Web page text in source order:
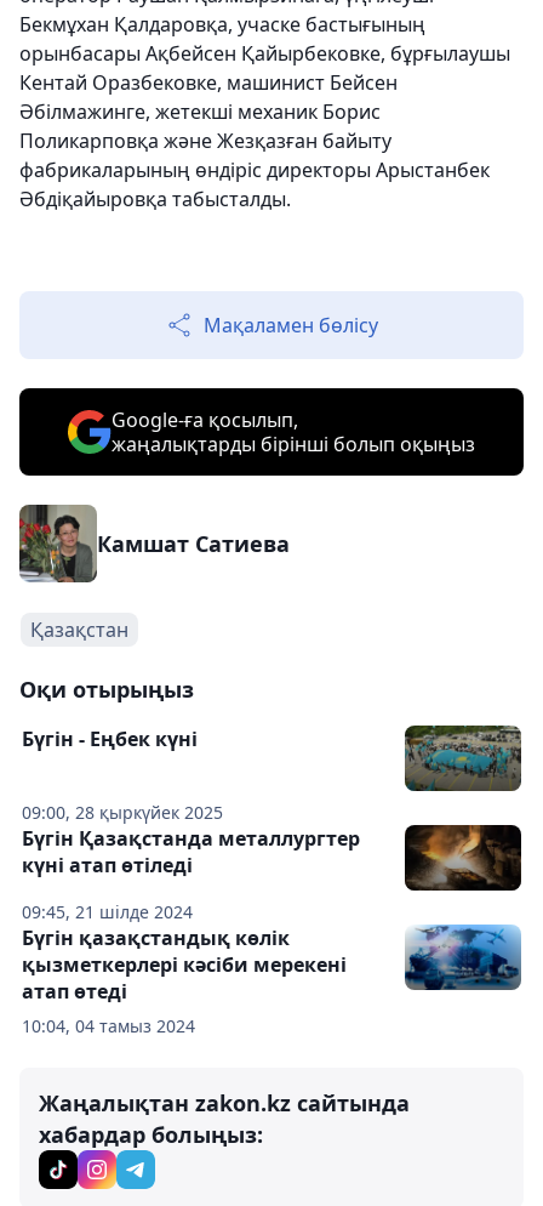
Бекмұхан Қалдаровқа, учаске бастығының
орынбасары Ақбейсен Қайырбековке, бұрғылаушы
Кентай Оразбековке, машинист Бейсен
Әбілмажинге, жетекші механик Борис
Поликарповқа және Жезқазған байыту
фабрикаларының өндіріс директоры Арыстанбек
Әбдіқайыровқа табысталды.
Мақаламен бөлісу
Google-ға қосылып,
жаңалықтарды бірінші болып оқыңыз
Камшат Сатиева
Қазақстан
Оқи отырыңыз
09:00, 28 қыркүйек 2025
Бүгін - Еңбек күні
09:45, 21 шілде 2024
Бүгін Қазақстанда металлургтер
күні атап өтіледі
10:04, 04 тамыз 2024
Бүгін қазақстандық көлік
қызметкерлері кәсіби мерекені
атап өтеді
Жаңалықтан zakon.kz сайтында
хабардар болыңыз: